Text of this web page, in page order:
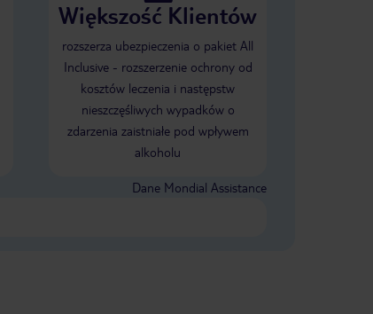
Większość Klientów
rozszerza ubezpieczenia o pakiet All
Inclusive - rozszerzenie ochrony od
kosztów leczenia i następstw
nieszczęśliwych wypadków o
zdarzenia zaistniałe pod wpływem
alkoholu
Dane Mondial Assistance